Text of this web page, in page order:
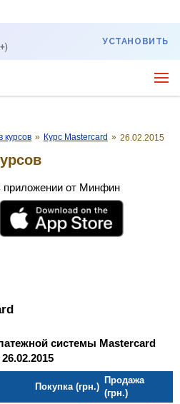
УСТАНОВИТЬ
курсов » Курс Mastercard » 26.02.2015
приложении от Минфин
системы Mastercard
Покупка (грн.)
Продажа
(грн.)